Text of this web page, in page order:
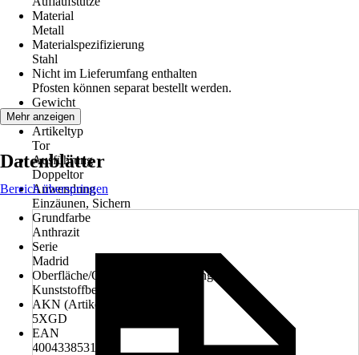
Material
Metall
Materialspezifizierung
Stahl
Nicht im Lieferumfang enthalten
Pfosten können separat bestellt werden.
Gewicht
44,45 kg
Artikeltyp
Tor
Ausführung
Doppeltor
Anwendung
Einzäunen, Sichern
Grundfarbe
Anthrazit
Serie
Madrid
Oberfläche/Oberflächenbehandlung
Kunststoffbeschichtet, Verzinkt
AKN (Artikelkurznummer)
5XGD
EAN
4004338531362
Mehr anzeigen
Datenblätter
Bereich überspringen